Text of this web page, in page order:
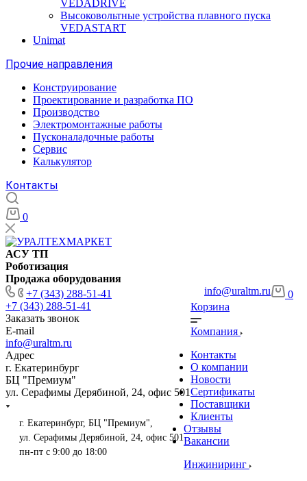
VEDADRIVE
Высоковольтные устройства плавного пуска
VEDASTART
Unimat
Прочие направления
Конструирование
Проектирование и разработка ПО
Производство
Электромонтажные работы
Пусконаладочные работы
Сервис
Калькулятор
Контакты
0
АСУ ТП
Роботизация
Продажа оборудования
+7 (343) 288-51-41
+7 (343) 288-51-41
Заказать звонок
E-mail
info@uraltm.ru
Адрес
г. Екатеринбург
БЦ "Премиум"
ул. Серафимы Дерябиной, 24, офис 501
info@uraltm.ru
г. Екатеринбург, БЦ "Премиум",
ул. Серафимы Дерябиной, 24, офис 501
пн-пт с 9:00 до 18:00
0
Корзина
Компания
Контакты
О компании
Новости
Сертификаты
Поставщики
Клиенты
Отзывы
Вакансии
Инжиниринг